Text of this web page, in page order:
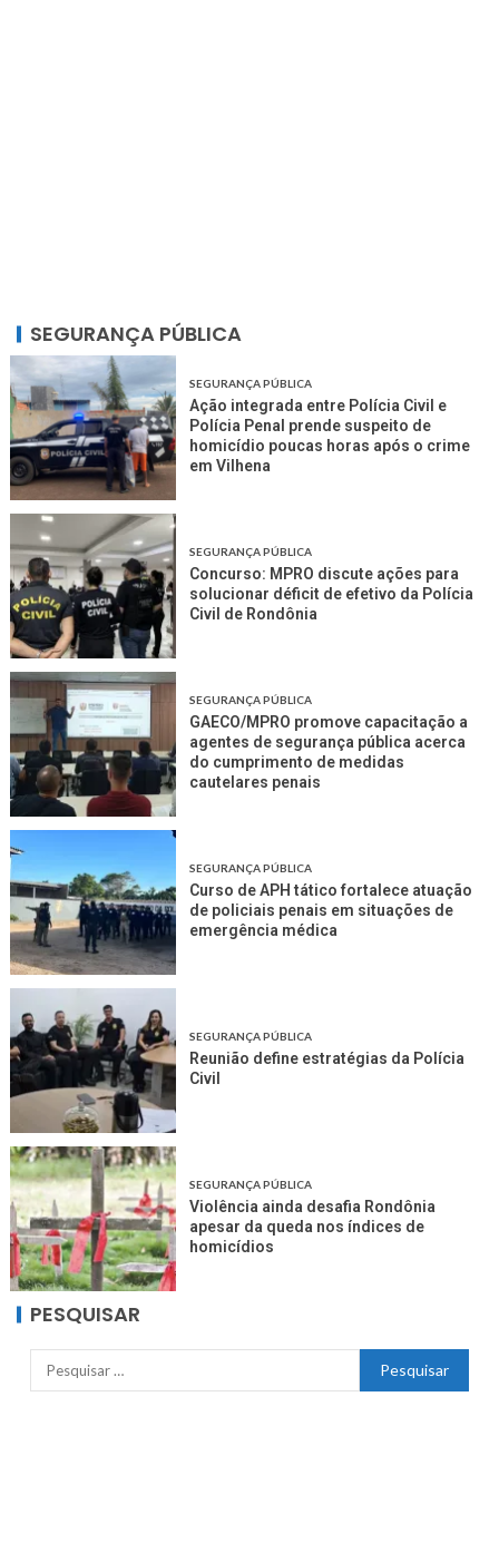
SEGURANÇA PÚBLICA
SEGURANÇA PÚBLICA
Ação integrada entre Polícia Civil e
Polícia Penal prende suspeito de
homicídio poucas horas após o crime
em Vilhena
SEGURANÇA PÚBLICA
Concurso: MPRO discute ações para
solucionar déficit de efetivo da Polícia
Civil de Rondônia
SEGURANÇA PÚBLICA
GAECO/MPRO promove capacitação a
agentes de segurança pública acerca
do cumprimento de medidas
cautelares penais
SEGURANÇA PÚBLICA
Curso de APH tático fortalece atuação
de policiais penais em situações de
emergência médica
SEGURANÇA PÚBLICA
Reunião define estratégias da Polícia
Civil
SEGURANÇA PÚBLICA
Violência ainda desafia Rondônia
apesar da queda nos índices de
homicídios
PESQUISAR